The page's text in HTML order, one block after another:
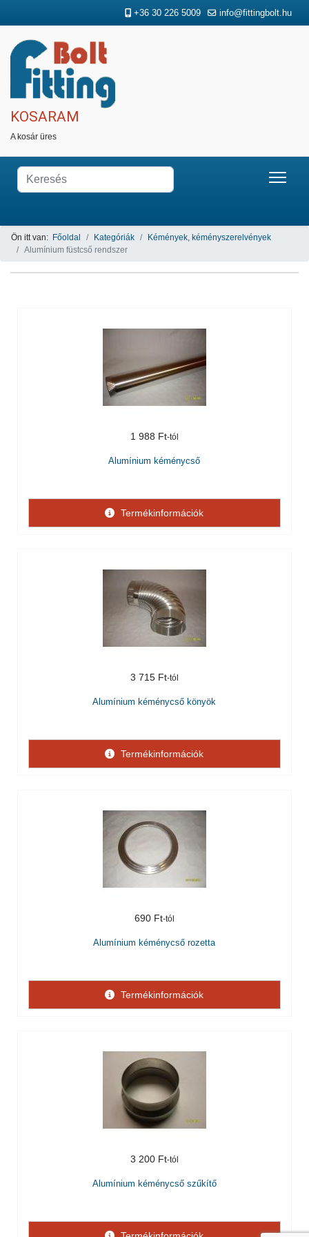
+36 30 226 5009 info@fittingbolt.hu
KOSARAM
A kosár üres
Ön itt van: Főoldal Kategóriák
Kémények, kéményszerelvények
Alumínium füstcső rendszer
1 988 Ft
Alumínium kéménycső
Termékinformációk
3 715 Ft
Alumínium kéménycső könyök
Termékinformációk
690 Ft
Alumínium kéménycső rozetta
Termékinformációk
3 200 Ft
Alumínium kéménycső szűkítő